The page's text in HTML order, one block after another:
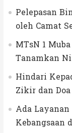
Pelepasan
oleh Camat
MTsN 1
Tanamkan
Hindari
Zikir dan
Ada
Kebangsaan